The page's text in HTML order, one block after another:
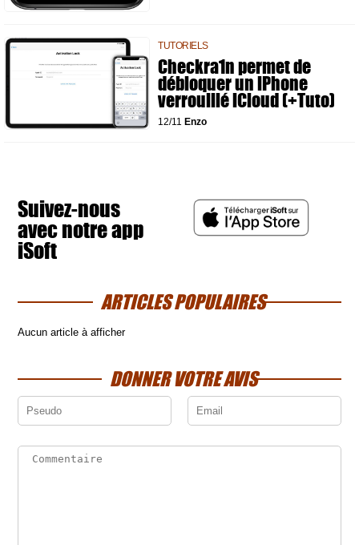
TUTORIELS
Checkra1n permet de
débloquer un iPhone
verrouillé iCloud (+Tuto)
12/11 Enzo
Suivez-nous
avec notre app
iSoft
ARTICLES POPULAIRES
Aucun article à afficher
DONNER VOTRE AVIS